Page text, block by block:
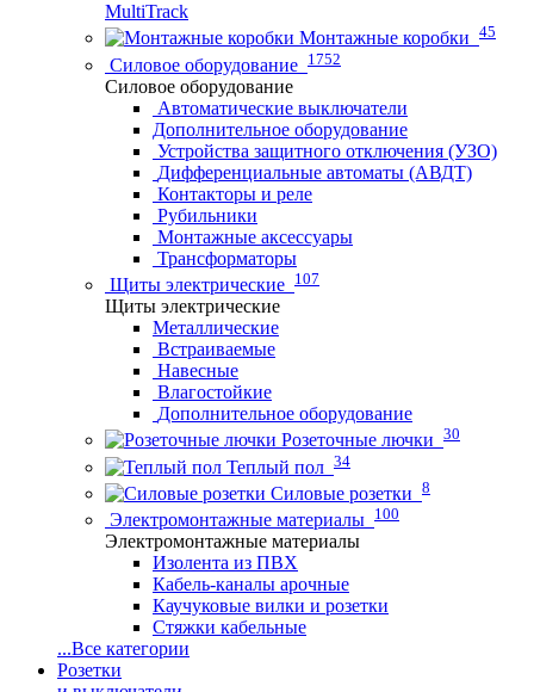
MultiTrack
Монтажные коробки 45
Силовое оборудование 1752
Силовое оборудование
Автоматические выключатели
Дополнительное оборудование
Устройства защитного отключения (УЗО)
Дифференциальные автоматы (АВДТ)
Контакторы и реле
Рубильники
Монтажные аксессуары
Трансформаторы
Щиты электрические 107
Щиты электрические
Металлические
Встраиваемые
Навесные
Влагостойкие
Дополнительное оборудование
Розеточные лючки 30
Теплый пол 34
Силовые розетки 8
Электромонтажные материалы 100
Электромонтажные материалы
Изолента из ПВХ
Кабель-каналы арочные
Каучуковые вилки и розетки
Стяжки кабельные
...Все категории
Розетки